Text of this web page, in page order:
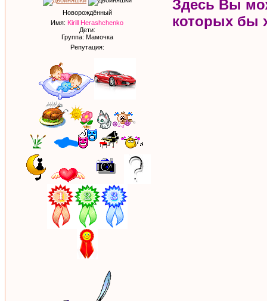
Новорождённый
Имя: Kirill Herashchenko
Дети:
Группа: Мамочка
Репутация:
Здесь Вы
которых бы